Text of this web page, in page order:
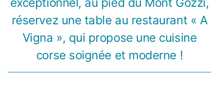
réservez une table au restaurant « A
Vigna », qui propose une cuisine
corse soignée et moderne !